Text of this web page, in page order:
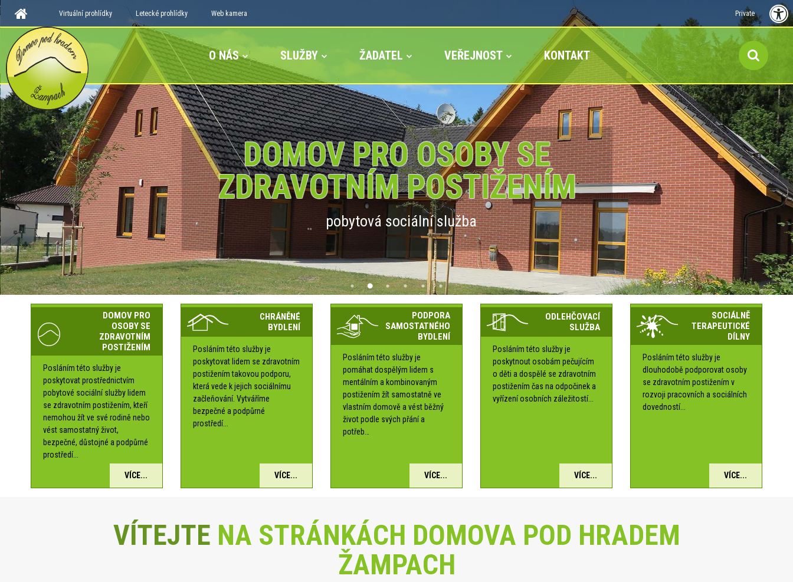
Virtuální prohlídky Letecké prohlídky Web kamera Private
O NÁS SLUŽBY ŽADATEL VEŘEJNOST KONTAKT
DOMOV PRO OSOBY SE
ZDRAVOTNÍM POSTIŽENÍM
pobytová sociální služba
DOMOV PRO
OSOBY SE
ZDRAVOTNÍM
POSTIŽENÍM
Posláním této služby je
poskytovat prostřednictvím
pobytové sociální služby lidem
se zdravotním postižením, kteří
nemohou žít ve své rodině nebo
vést samostatný život,
bezpečné, důstojné a podpůrné
prostředí...
VÍCE...
CHRÁNĚNÉ
BYDLENÍ
Posláním této služby je
poskytovat lidem se zdravotním
postižením takovou podporu,
která vede k jejich sociálnímu
začleňování. Vytváříme
bezpečné a podpůrné
prostředí...
VÍCE...
PODPORA
SAMOSTATNÉHO
BYDLENÍ
Posláním této služby je
pomáhat dospělým lidem s
mentálním a kombinovaným
postižením žít samostatně ve
vlastním domově a vést běžný
život podle svých přání a
potřeb…
VÍCE...
ODLEHČOVACÍ
SLUŽBA
Posláním této služby je
poskytnout osobám pečujícím
o děti a dospělé se zdravotním
postižením čas na odpočinek a
vyřízení osobních záležitostí...
VÍCE...
SOCIÁLNĚ
TERAPEUTICKÉ
DÍLNY
Posláním této služby je
dlouhodobě podporovat osoby
se zdravotním postižením v
rozvoji pracovních a sociálních
dovedností...
VÍCE...
VÍTEJTE NA STRÁNKÁCH DOMOVA POD HRADEM
ŽAMPACH